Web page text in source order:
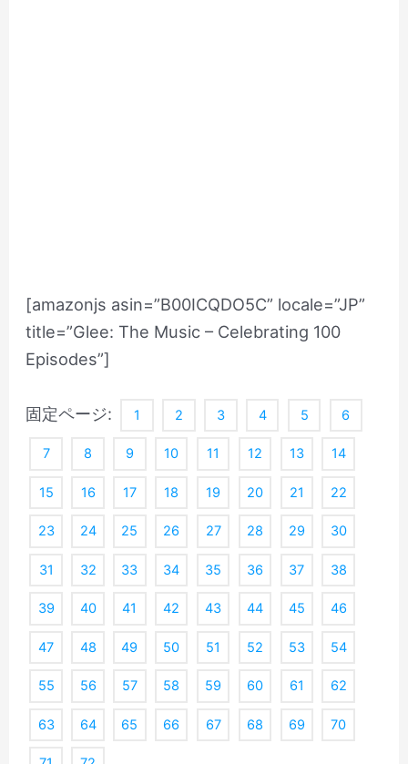
[amazonjs asin=”B00ICQDO5C” locale=”JP”
title=”Glee: The Music – Celebrating 100
Episodes”]
固定ページ: 1 2 3 4 5 6
7 8 9 10 11 12 13 14
15 16 17 18 19 20 21 22
23 24 25 26 27 28 29 30
31 32 33 34 35 36 37 38
39 40 41 42 43 44 45 46
47 48 49 50 51 52 53 54
55 56 57 58 59 60 61 62
63 64 65 66 67 68 69 70